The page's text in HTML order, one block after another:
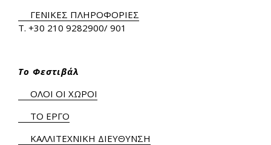
ΓΕΝΙΚΕΣ ΠΛΗΡΟΦΟΡΙΕΣ
Τ. +30 210 9282900/ 901
Το Φεστιβάλ
ΟΛΟΙ ΟΙ ΧΩΡΟΙ
ΤΟ ΕΡΓΟ
ΚΑΛΛΙΤΕΧΝΙΚΗ ΔΙΕΥΘΥΝΣΗ